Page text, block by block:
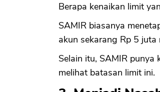
Berapa kenaikan limit
SAMIR biasanya
akun sekarang Rp 5
Selain itu, SAMIR punya
melihat batasan limit ini.